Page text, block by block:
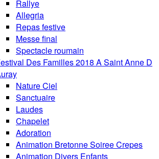
Rallye
Allegria
Repas festive
Messe final
Spectacle roumain
Des Familles 2018 A Saint Anne D
Nature Ciel
Sanctuaire
Laudes
Chapelet
Adoration
Animation Bretonne Soiree Crepes
Animation Divers Enfants